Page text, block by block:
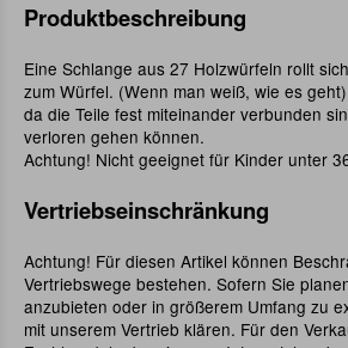
Produktbeschreibung
Eine Schlange aus 27 Holzwürfeln rollt
zum Würfel. (Wenn man weiß, wie es
da die Teile fest miteinander verbunden
verloren gehen können.
Achtung! Nicht geeignet für Kinder unter
Vertriebseinschränkung
Achtung! Für diesen Artikel können
Vertriebswege bestehen. Sofern Sie
anzubieten oder in größerem Umfang zu
mit unserem Vertrieb klären. Für den